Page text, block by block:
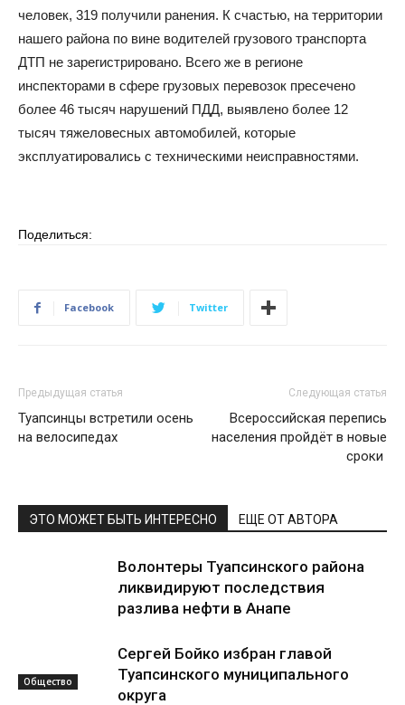
человек, 319 получили ранения. К счастью, на территории
нашего района по вине водителей грузового транспорта
ДТП не зарегистрировано. Всего же в регионе
инспекторами в сфере грузовых перевозок пресечено
более 46 тысяч нарушений ПДД, выявлено более 12
тысяч тяжеловесных автомобилей, которые
эксплуатировались с техническими неисправностями.
Поделиться:
Facebook Twitter
Предыдущая статья
Туапсинцы встретили осень
на велосипедах
Следующая статья
Всероссийская перепись
населения пройдёт в новые
сроки
ЭТО МОЖЕТ БЫТЬ ИНТЕРЕСНО ЕЩЕ ОТ АВТОРА
Общество
Волонтеры Туапсинского района
ликвидируют последствия
разлива нефти в Анапе
Сергей Бойко избран главой
Туапсинского муниципального
округа